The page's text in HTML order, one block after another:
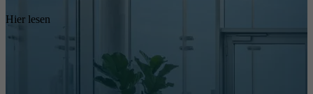
Hier lesen